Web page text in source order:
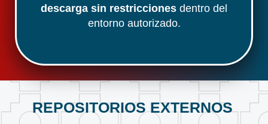
descarga sin restricciones dentro del
entorno autorizado.
REPOSITORIOS EXTERNOS